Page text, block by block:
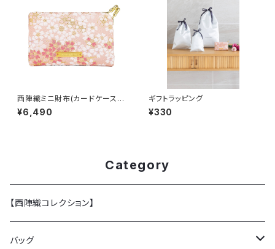
西陣織ミニ財布(カードケース)
SAKURA / NCC2【人気商品】
¥6,490
ギフトラッピング
¥330
Category
【西陣織コレクション】
バッグ